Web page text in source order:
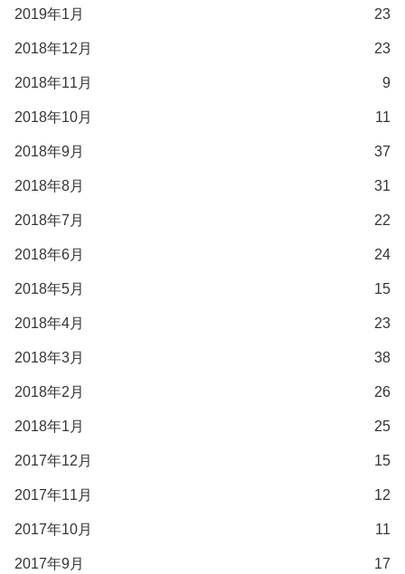
2019年1月 23
2018年12月 23
2018年11月 9
2018年10月 11
2018年9月 37
2018年8月 31
2018年7月 22
2018年6月 24
2018年5月 15
2018年4月 23
2018年3月 38
2018年2月 26
2018年1月 25
2017年12月 15
2017年11月 12
2017年10月 11
2017年9月 17